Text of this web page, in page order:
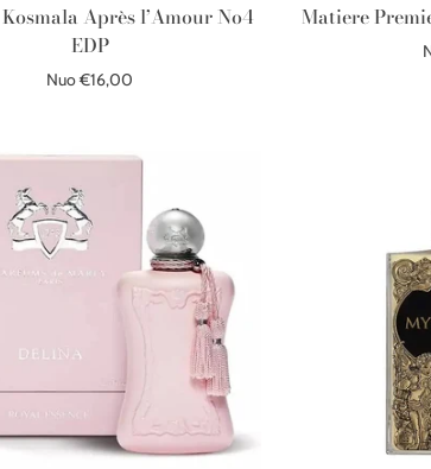
Après l’Amour No4
EDP
Nuo €16,00
Matiere